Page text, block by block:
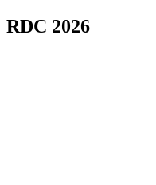
RDC 2026